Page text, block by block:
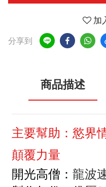
加
分享到
商品描述
主要幫助： 慾界
顛覆力量
開光高僧： 龍波